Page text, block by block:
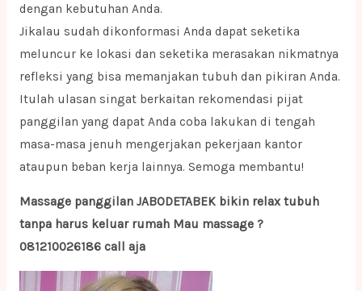
dengan kebutuhan Anda.
Jikalau sudah dikonformasi Anda dapat seketika
meluncur ke lokasi dan seketika merasakan nikmatnya
refleksi yang bisa memanjakan tubuh dan pikiran Anda.
Itulah ulasan singat berkaitan rekomendasi pijat
panggilan yang dapat Anda coba lakukan di tengah
masa-masa jenuh mengerjakan pekerjaan kantor
ataupun beban kerja lainnya. Semoga membantu!
Massage panggilan JABODETABEK bikin relax tubuh
tanpa harus keluar rumah Mau massage ?
081210026186 call aja